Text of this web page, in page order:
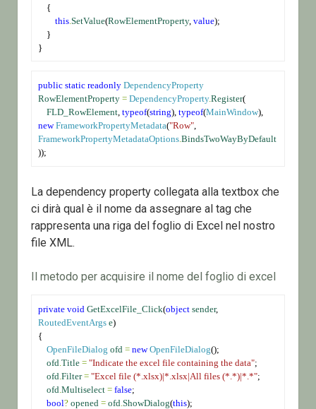
    {
this .SetValue(RowElementProperty, value);
    }
}
public static readonly DependencyProperty
RowElementProperty = DependencyProperty.Register(
FLD_RowElement, typeof(string), typeof(MainWindow
new FrameworkPropertyMetadata("Row"
FrameworkPropertyMetadataOptions.BindsTwoWayByDefault
));
La dependency property collegata alla textbox che
ci dirà qual è il nome da assegnare al tag che
rappresenta una riga del foglio di Excel nel nostro
file XML.
Il metodo per acquisire il nome del foglio di excel
private void GetExcelFile_Click(object sender
RoutedEventArgs e)
{
OpenFileDialog ofd = new OpenFileDialog();
ofd .Title = "Indicate the excel file containing the data";
ofd .Filter = "Excel file (*.xlsx)|*.xlsx|All files (*.*)|*.*";
ofd .Multiselect = false;
bool? opened = ofd .ShowDialog(this);